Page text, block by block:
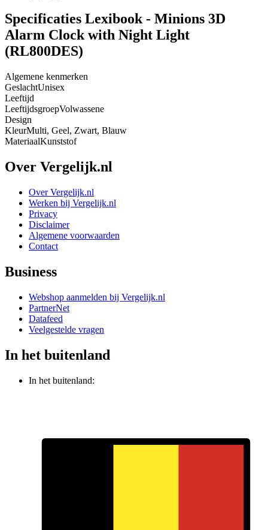
Specificaties Lexibook - Minions 3D
Alarm Clock with Night Light
(RL800DES)
Algemene kenmerken
GeslachtUnisex
Leeftijd
LeeftijdsgroepVolwassene
Design
KleurMulti, Geel, Zwart, Blauw
MateriaalKunststof
Over Vergelijk.nl
Over Vergelijk.nl
Werken bij Vergelijk.nl
Privacy
Disclaimer
Algemene voorwaarden
Contact
Business
Webshop aanmelden bij Vergelijk.nl
PartnerNet
Datafeed
Veelgestelde vragen
In het buitenland
In het buitenland: